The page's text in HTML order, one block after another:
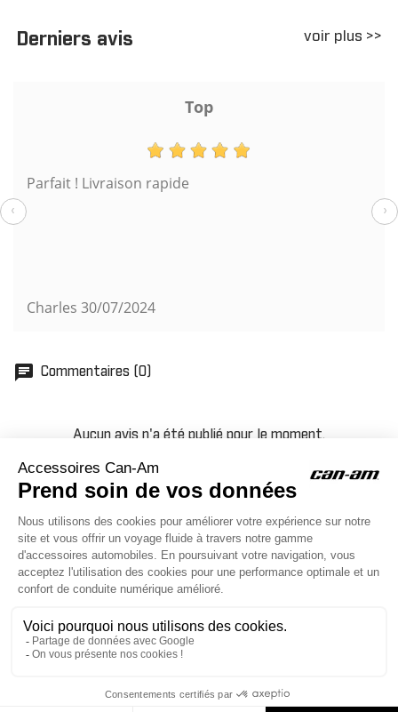
Derniers avis voir plus >>
Top
Parfait ! Livraison rapide
Charles 30/07/2024
‹ ›
chat Commentaires (0)
Aucun avis n'a été publié pour le moment.
ACCESSOIRES CAN-AM
Le site d'accessoires Can-Am vous propose des accessoires d'origine
pour équiper votre véhicule 3 roues (On Road) ou votre véhicule tout